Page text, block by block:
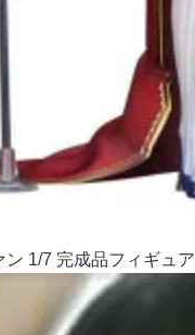
1/7 完成品フィギュア